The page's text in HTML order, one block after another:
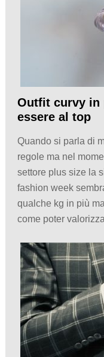
Outfit curvy in
essere al top
Quando si parla di
regole ma nel
settore plus size la
fashion week
qualche kg in più
come poter